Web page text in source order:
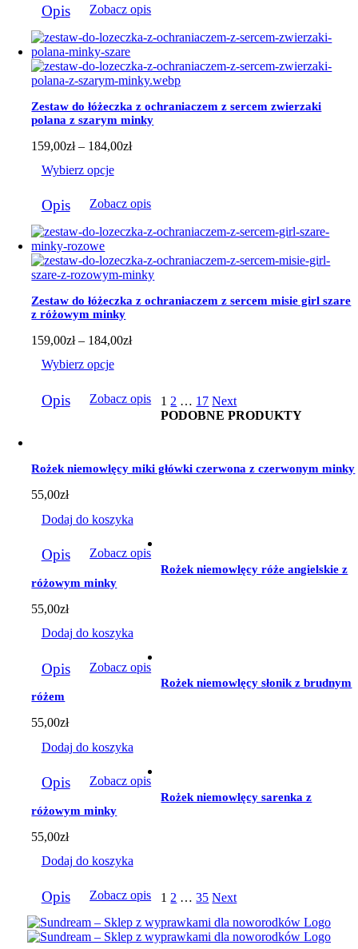
do
produkt
ma
wiele
wariantów.
Opcje
można
wybrać
na
stronie
produktu
Opis Zobacz opis
Zestaw do łóżeczka z ochraniaczem z sercem zwierzaki
polana z szarym minky
159,00zł – 184,00złZakres
do
Wybierz opcje
produkt
ma
wiele
wariantów.
Opcje
można
wybrać
na
stronie
produktu
Opis Zobacz opis
Zestaw do łóżeczka z ochraniaczem z sercem misie girl szare
z różowym minky
159,00zł – 184,00złZakres
do
184,00zł
Wybierz opcje
produkt
można
wybrać
na
stronie
Opis Zobacz opis 1 2 … 17 Next
PODOBNE PRODUKTY
Rożek niemowlęcy miki główki czerwona z czerwonym minky
55,00zł
Dodaj do koszyka
Opis Zobacz opis
Rożek niemowlęcy róże angielskie z
różowym minky
55,00zł
Dodaj do koszyka
Opis Zobacz opis
Rożek niemowlęcy słonik z brudnym
różem
55,00zł
Dodaj do koszyka
Opis Zobacz opis
Rożek niemowlęcy sarenka z
różowym minky
55,00zł
Dodaj do koszyka
Opis Zobacz opis 1 2 … 35 Next